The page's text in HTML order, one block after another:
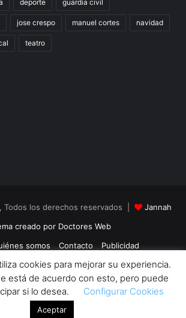
deporte guardia civil
jose crespo manuel cortes navidad
teatro
Todos los derechos reservados |
Jannah
creado por Doctores Web
somos Contacto
Publicidad
Cookies
Política de Privacidad
Facebook
Twitter
cookies para mejorar su experiencia.
está de acuerdo con esto, pero puede
si lo desea.
Configurar Cookies
Aceptar